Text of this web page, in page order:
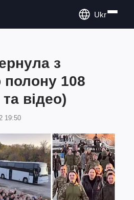
Ukr
з
полону 108
відео)
19:50